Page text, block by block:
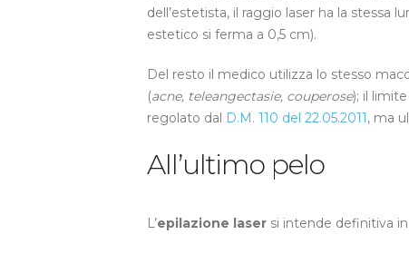
dell’estetista, il raggio laser ha la stessa
estetico si ferma a 0,5 cm).
Del resto il medico utilizza lo stesso
(acne, teleangectasie, couperose); il
regolato dal D.M. 110 del 22.05.2011, ma
All’ultimo pelo
L’epilazione laser si intende definitiva